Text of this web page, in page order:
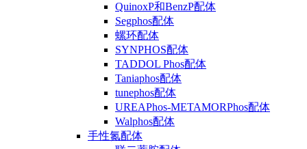
QuinoxP和BenzP配体
Segphos配体
螺环配体
SYNPHOS配体
TADDOL Phos配体
Taniaphos配体
tunephos配体
UREAPhos-METAMORPhos配体
Walphos配体
手性氮配体